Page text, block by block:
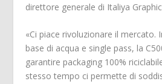
direttore generale di Italiya
«Ci piace rivoluzionare il mercato.
base di acqua e single pass, la
garantire packaging 100%
stesso tempo ci permette di